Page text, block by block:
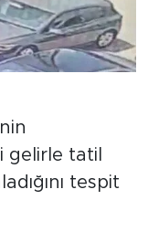
gelirle tatil
tespit